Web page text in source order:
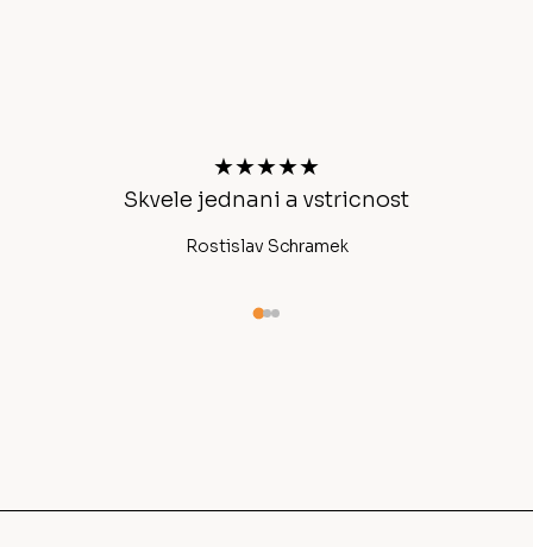
★★★★★
Skvele jednani a vstricnost
Rostislav Schramek